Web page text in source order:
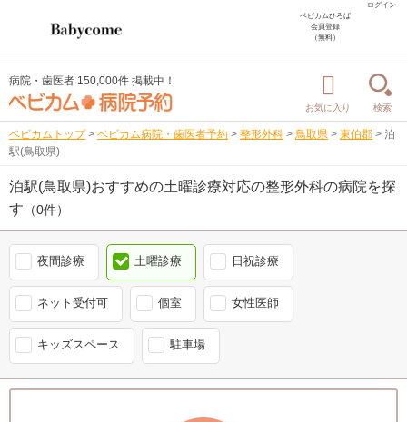
ログイン
ベビカムひろば
会員登録
（無料）
病院・歯医者 150,000件 掲載中！
お気に入り 検索
ベビカムトップ > ベビカム病院・歯医者予約 > 整形外科 > 鳥取県 > 東伯郡 > 泊
駅(鳥取県)
泊駅(鳥取県)おすすめの土曜診療対応の整形外科の病院を探
す （0件）
夜間診療 土曜診療 日祝診療
ネット受付可 個室 女性医師
キッズスペース 駐車場